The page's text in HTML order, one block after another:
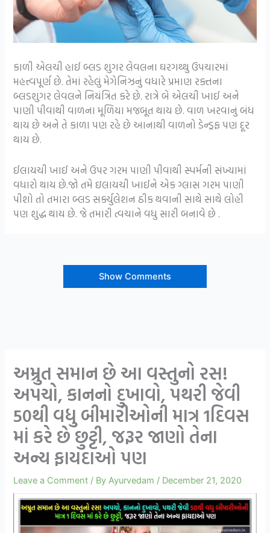
કાળી એલચી હાઈ બ્લડ શુગર લેવલના ઘરગથ્થુ ઉપચારમાં
મહત્ત્વપૂર્ણ છે. તેમાં રહેલું મેગેનિઝનું વધારે પ્રમાણ રક્તના
બ્લડશુગર લેવલને નિયંત્રિત કરે છે. રાત્રે બે એલચી ખાઈ અને
પાણી પીવાથી વાળના મૂળિયા મજબૂત થાય છે. વાળ ખરવાનું બંધ
થાય છે અને તે કાળા પણ રહે છે આનાથી વાળનો ડેન્ડ્રફ પણ દૂર
થાય છે.
ઈલાયચી ખાઈ અને ઉપર ગરમ પાણી પીવાથી સ્પર્મની સંખ્યામાં
વધારો થાય છે.જો તમે ઇલાયચી ખાઈને એક ગ્લાસ ગરમ પાણી
પીશો તો તમારા બ્લડ સર્ક્યુલેશન ઠીક થવાની સાથે સાથે લોહી
પણ શુદ્ધ થાય છે. જે તમારી ત્વચાને વધુ સારી બનાવે છે .
Show Comments
અમ્રુત સમાન છે આ વસ્તુનો રસ!
અપચો, કાનનો દુખાવો, પથરી જેવી
50થી વધુ બીમારીઓની માત્ર 1દિવસ
માં કરે છે છુટ્ટી, જરૂર જાણો તેના
અન્ય ફાયદાઓ પણ
Leave a Comment / ByAyurvedam / December 21, 2020